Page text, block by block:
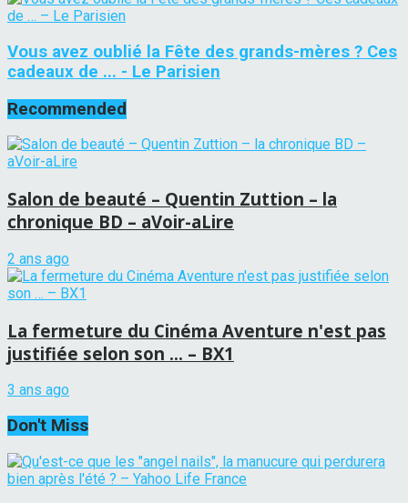
Vous avez oublié la Fête des grands-mères ? Ces
cadeaux de ... - Le Parisien
Recommended
Salon de beauté – Quentin Zuttion – la
chronique BD – aVoir-aLire
2 ans ago
La fermeture du Cinéma Aventure n'est pas
justifiée selon son … – BX1
3 ans ago
Don't Miss